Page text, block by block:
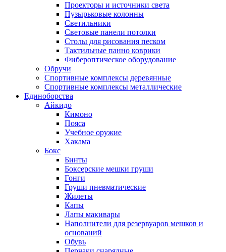
Проекторы и источники света
Пузырьковые колонны
Светильники
Световые панели потолки
Столы для рисования песком
Тактильные панно коврики
Фибероптическое оборудование
Обручи
Спортивные комплексы деревянные
Спортивные комплексы металлические
Единоборства
Айкидо
Кимоно
Пояса
Учебное оружие
Хакама
Бокс
Бинты
Боксерские мешки груши
Гонги
Груши пневматические
Жилеты
Капы
Лапы макивары
Наполнители для резервуаров мешков и
оснований
Обувь